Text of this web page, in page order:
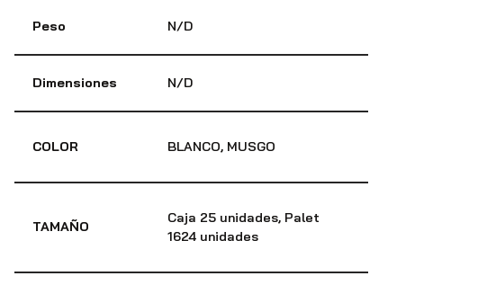
Peso N/D
Dimensiones N/D
COLOR BLANCO, MUSGO
TAMAÑO
Caja 25 unidades, Palet
1624 unidades